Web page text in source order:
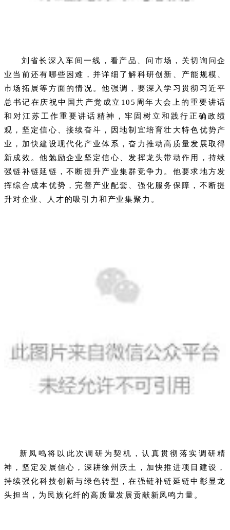
刘省长深入车间一线，看产品、问市场，关切询问企
业当前还有哪些困难，并详细了解科研创新、产能规模、
市场拓展等方面的情况。他强调，要深入学习贯彻习近平
总书记在庆祝中国共产党成立105周年大会上的重要讲话
和对江苏工作重要讲话精神，牢固树立和践行正确政绩
观，坚定信心、接续奋斗，因地制宜培育壮大特色优势产
业，加快建设现代化产业体系，奋力推动高质量发展取得
新成效。他勉励企业坚定信心、发挥龙头带动作用，持续
强链补链延链，不断提升产业集群竞争力。他要求地方发
挥综合成本优势，完善产业配套、强化服务保障，不断提
升对企业、人才的吸引力和产业集聚力。
新凤鸣将以此次调研为契机，认真贯彻落实调研精
神，坚定发展信心，深耕徐州沃土，加快推进项目建设，
持续强化科技创新与绿色转型，在强链补链延链中彰显龙
头担当， 为民族化纤的高质量发展贡献新凤鸣力量。